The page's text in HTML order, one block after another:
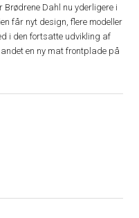
Brødrene Dahl nu yderligere i
får nyt design, flere modeller
i den fortsatte udvikling af
en ny mat frontplade på